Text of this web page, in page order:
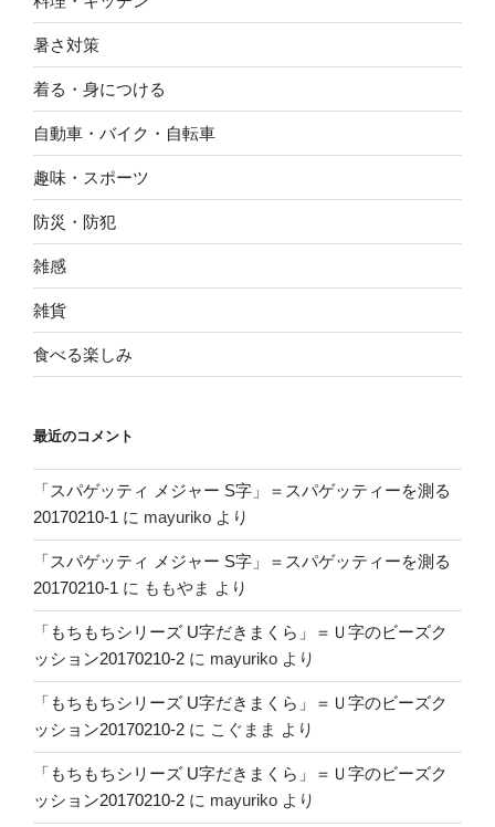
暑さ対策
着る・身につける
自動車・バイク・自転車
趣味・スポーツ
防災・防犯
雑感
雑貨
食べる楽しみ
最近のコメント
「スパゲッティ メジャー S字」＝スパゲッティーを測る
20170210-1 に mayuriko より
「スパゲッティ メジャー S字」＝スパゲッティーを測る
20170210-1 に ももやま より
「もちもちシリーズ U字だきまくら」＝Ｕ字のビーズク
ッション20170210-2 に mayuriko より
「もちもちシリーズ U字だきまくら」＝Ｕ字のビーズク
ッション20170210-2 に こぐまま より
「もちもちシリーズ U字だきまくら」＝Ｕ字のビーズク
ッション20170210-2 に mayuriko より